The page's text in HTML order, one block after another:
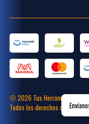
2026 Tus Herramientas.
Todos los derechos